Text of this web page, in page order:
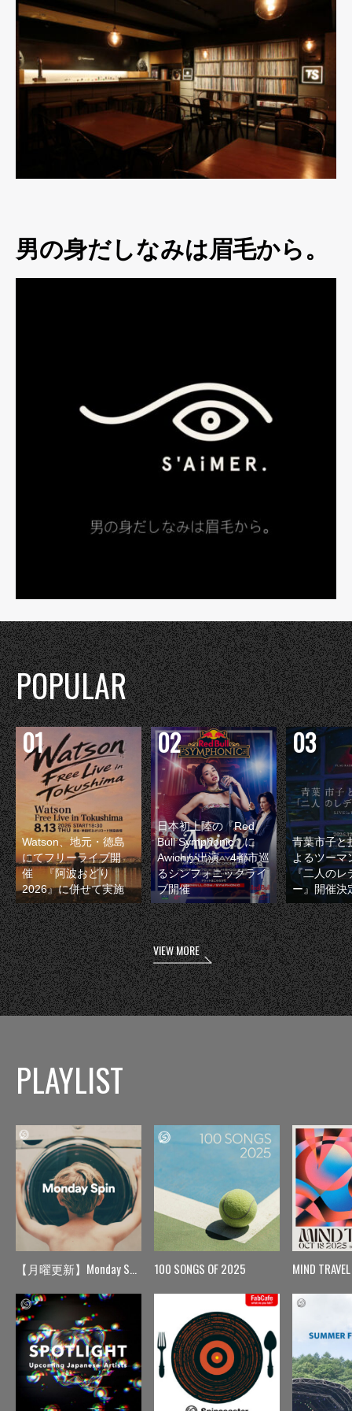
男の身だしなみは眉毛から。
POPULAR
Watson、地元・徳島
にてフリーライブ開
催 『阿波おどり
2026』に併せて実施
日本初上陸の『Red
Bull Symphonic』に
Awichが出演 4都市巡
るシンフォニックライ
ブ開催
青葉市子と
よるツーマ
『二人のレ
ー』開催決
VIEW MORE
PLAYLIST
【月曜更新】Monday Spin 100 SONGS OF 2025 MIND TRAVEL